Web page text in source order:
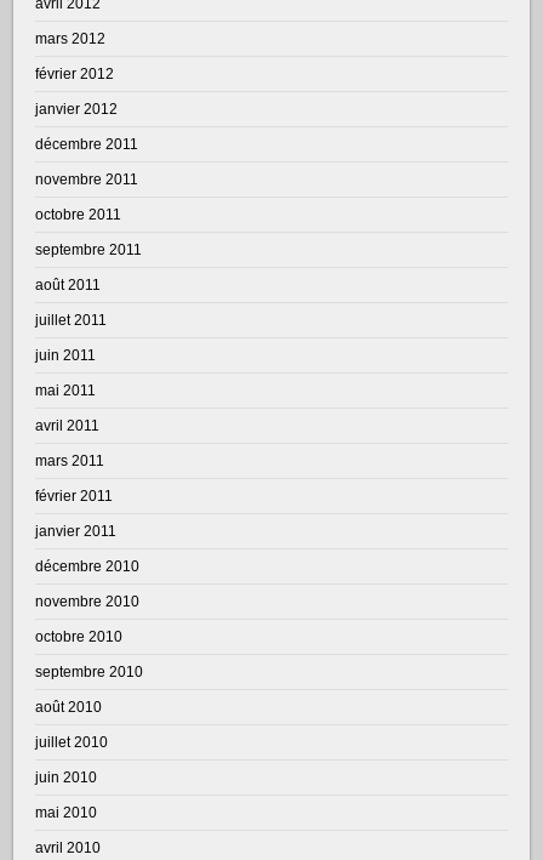
mars 2012
février 2012
janvier 2012
décembre 2011
novembre 2011
octobre 2011
septembre 2011
août 2011
juillet 2011
juin 2011
mai 2011
avril 2011
mars 2011
février 2011
janvier 2011
décembre 2010
novembre 2010
octobre 2010
septembre 2010
août 2010
juillet 2010
juin 2010
mai 2010
avril 2010